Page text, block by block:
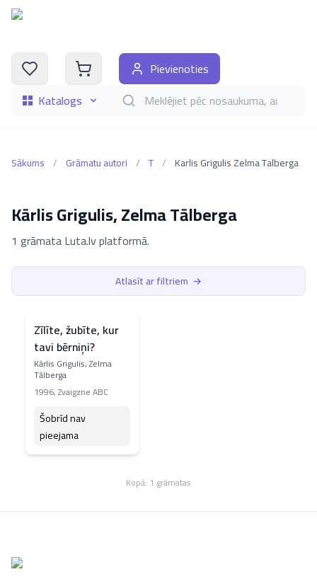
Katalogs Meklēt grāmatas pēc nosaukuma, autora,
Pievienoties
Sākums / Grāmatu autori / T / Karlis Grigulis Zelma Talberga
Kārlis Grigulis, Zelma Tālberga
1 grāmata Luta.lv platformā.
Atlasīt ar filtriem →
Zīlīte, žubīte, kur
tavi bērniņi?
Kārlis Grigulis, Zelma
Tālberga
1996,Zvaigzne ABC
Šobrīd nav
pieejama
Kopā: 1 grāmatas